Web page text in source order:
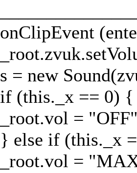
onClipEvent
s = new
if (this._x == 0) {
_root.vol =
} else if (this._x
_root.vol =